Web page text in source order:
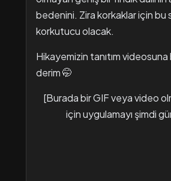
bedenini. Zira korkaklar için bu
korkutucu olacak.
Hikayemizin tanıtım videosuna
derim 🤭
[Burada bir GIF veya video
için uygulamayı şimdi